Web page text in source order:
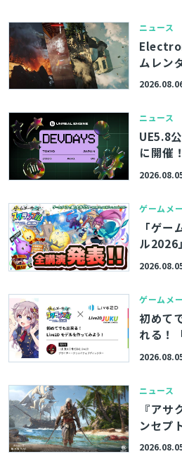
ニュース
ムレン
強会の
ニュース
UE5.8
に開催
ghtsな
e
着100
ゲームメ
「ゲ
ル2026
ルを発
ど
ゲームメ
初めて
れる！
ズオン
ニュース
『アサ
ンセプ
ョンな